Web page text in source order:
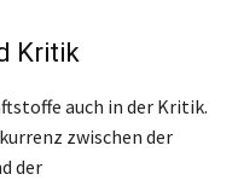
Kritik
auch in der Kritik.
zwischen der
der